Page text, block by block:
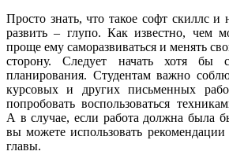
Просто знать, что такое софт скиллс и
развить – глупо. Как известно, чем
проще ему саморазвиваться и менять
сторону. Следует начать хотя бы
планирования. Студентам важно
курсовых и других письменных
попробовать воспользоваться
А в случае, если работа должна была
вы можете использовать
главы.